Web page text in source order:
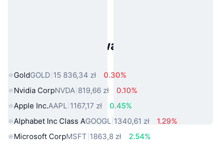
Popularne aktywa ze świata
GoldGOLD 15 836,34 zł
0.30%
Nvidia CorpNVDA 819,66 zł
0.10%
Apple Inc.AAPL 1167,17 zł
0.45%
Alphabet Inc Class AGOOGL 1340,61 zł
1.29%
Microsoft CorpMSFT 1863,8 zł
2.54%